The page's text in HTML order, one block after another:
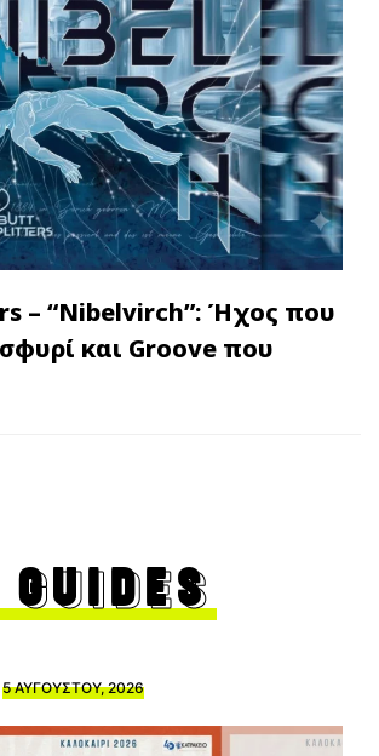
– “Nibelvirch”: Ήχος που
και Groove που
5 ΑΥΓΟΥΣΤΟΥ, 2026